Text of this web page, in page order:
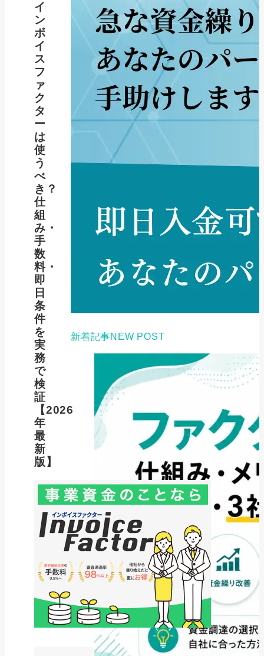
イ
ン
ボ
イ
ス
フ
ァ
ク
タ
ー
は
使
う
べ
き？
仕
組
み・
手
数
料・
即
日
条
件
を
実
務
で
検
証
【2026
年
最
新
版】
新着記事NEW POST